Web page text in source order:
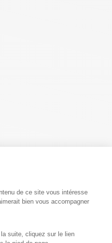
de ce site vous intéresse
bien vous accompagner
suite, cliquez sur le lien